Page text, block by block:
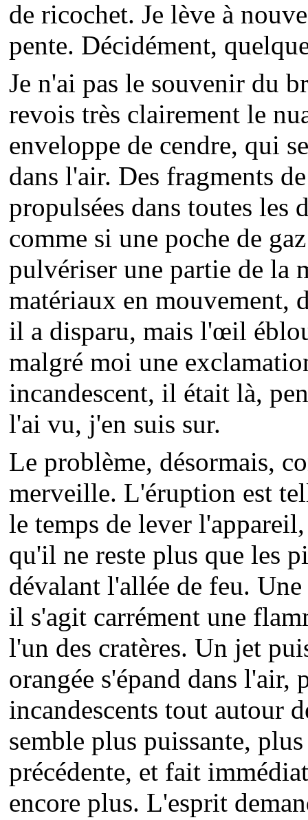
de ricochet. Je lève à
pente. Décidément,
Je n'ai pas le souvenir du
revois très clairement le
enveloppe de cendre, qui
dans l'air. Des fragments
propulsées dans toutes les
comme si une poche de
pulvériser une partie de la
matériaux en mouvement,
il a disparu, mais l'œil
malgré moi une
incandescent, il était là,
l'ai vu, j'en suis sur.
Le problème, désormais,
merveille. L'éruption est
le temps de lever
qu'il ne reste plus que les
dévalant l'allée de feu.
il s'agit carrément une
l'un des cratères. Un jet
orangée s'épand dans l'air,
incandescents tout autour
semble plus puissante,
précédente, et fait
encore plus. L'esprit